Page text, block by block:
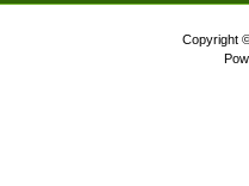
Copyright